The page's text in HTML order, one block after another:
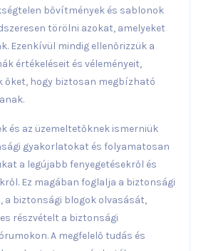
bővítmények és sablonok
törölni azokat, amelyeket
Ezenkívül mindig ellenőrizzük a
értékeléseit és véleményeit,
hogy biztosan megbízható
és az üzemeltetőknek ismerniük
gyakorlatokat és folyamatosan
a legújabb fenyegetésekről és
Ez magában foglalja a biztonsági
a biztonsági blogok olvasását,
részvételt a biztonsági
A megfelelő tudás és